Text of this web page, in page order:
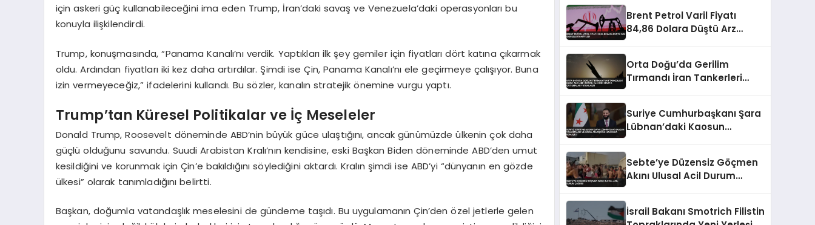
için askeri güç kullanabileceğini ima eden Trump, İran’daki savaş ve Venezuela’daki operasyonları bu
konuyla ilişkilendirdi.
Trump, konuşmasında, “Panama Kanalı’nı verdik. Yaptıkları ilk şey gemiler için fiyatları dört katına çıkarmak
oldu. Ardından fiyatları iki kez daha artırdılar. Şimdi ise Çin, Panama Kanalı’nı ele geçirmeye çalışıyor. Buna
izin vermeyeceğiz,” ifadelerini kullandı. Bu sözler, kanalın stratejik önemine vurgu yaptı.
Trump’tan Küresel Politikalar ve İç Meseleler
Donald Trump, Roosevelt döneminde ABD’nin büyük güce ulaştığını, ancak günümüzde ülkenin çok daha
güçlü olduğunu savundu. Suudi Arabistan Kralı’nın kendisine, eski Başkan Biden döneminde ABD’den umut
kesildiğini ve korunmak için Çin’e bakıldığını söylediğini aktardı. Kralın şimdi ise ABD’yi “dünyanın en gözde
ülkesi” olarak tanımladığını belirtti.
Başkan, doğumla vatandaşlık meselesini de gündeme taşıdı. Bu uygulamanın Çin’den özel jetlerle gelen
Brent Petrol Varil Fiyatı
84,86 Dolara Düştü Arz
Orta Doğu’da Gerilim
Tırmandı İran Tankerleri
Yoğunlaştı
Suriye Cumhurbaşkanı Şara
Lübnan’daki Kaosun
Konuştu
Sebte’ye Düzensiz Göçmen
Akını Ulusal Acil Durum
İsrail Bakanı Smotrich Filistin